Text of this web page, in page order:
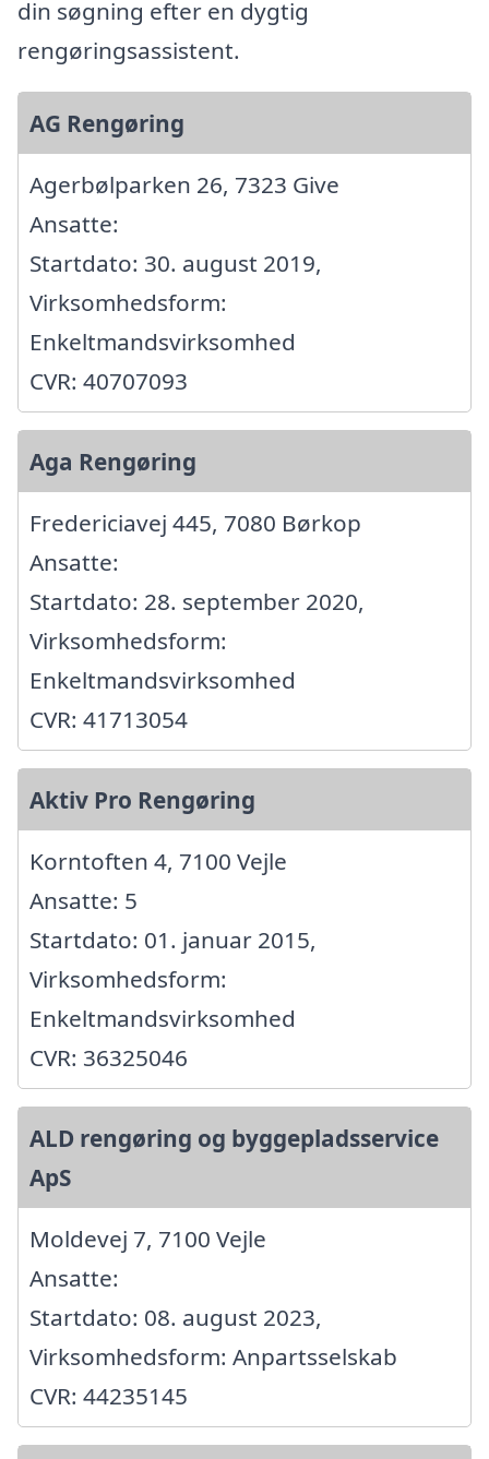
din søgning efter en dygtig
rengøringsassistent.
AG Rengøring
Agerbølparken 26, 7323 Give
Ansatte:
Startdato: 30. august 2019,
Virksomhedsform:
Enkeltmandsvirksomhed
CVR: 40707093
Aga Rengøring
Fredericiavej 445, 7080 Børkop
Ansatte:
Startdato: 28. september 2020,
Virksomhedsform:
Enkeltmandsvirksomhed
CVR: 41713054
Aktiv Pro Rengøring
Korntoften 4, 7100 Vejle
Ansatte: 5
Startdato: 01. januar 2015,
Virksomhedsform:
Enkeltmandsvirksomhed
CVR: 36325046
ALD rengøring og byggepladsservice
ApS
Moldevej 7, 7100 Vejle
Ansatte:
Startdato: 08. august 2023,
Virksomhedsform: Anpartsselskab
CVR: 44235145